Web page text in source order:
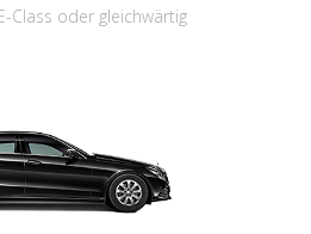
Class oder gleichwärtig